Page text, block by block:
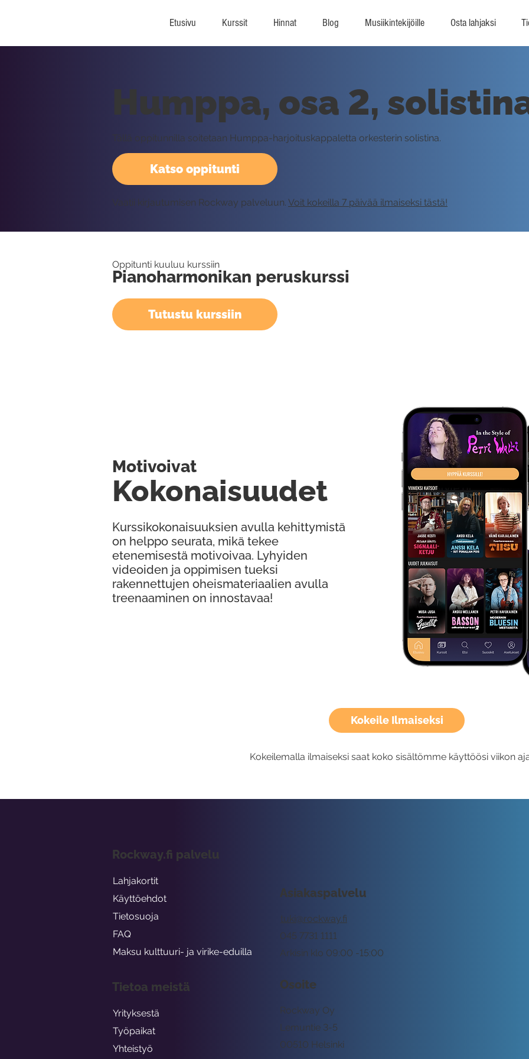
Etusivu Kurssit Hinnat Blog Musiikintekijöille Osta lahjaksi
Kokeile Ilmaiseksi
Kokeilemalla ilmaiseksi saat koko sisältömme käyttöösi viikon
Katso oppitunti
Humppa, osa 2,
Tällä oppitunnilla soitetaan Humppa-harjoituskappaletta orkesterin solistina.
Vaatii kirjautumisen Rockway palveluun. Voit kokeilla 7 päivää ilmaiseksi tästä!
Oppitunti kuuluu kurssiin
Pianoharmonikan peruskurssi
Tutustu kurssiin
Kurssikokonaisuuksien avulla kehittymistä
on helppo seurata, mikä tekee
etenemisestä motivoivaa. Lyhyiden
videoiden ja oppimisen tueksi
rakennettujen oheismateriaalien avulla
treenaaminen on innostavaa!
Kokonaisuudet
Motivoivat
Asiakaspalvelu
tuki@rockway.fi
Arkisin klo 09:00 -15:00
045 7731 1111
Osoite
Rockway Oy
Lemuntie 3-5
00510 Helsinki
Rockway.fi palvelu
Lahjakortit
Käyttöehdot
Tietosuoja
FAQ
Maksu kulttuuri- ja virike-eduilla
Tietoa meistä
Yrityksestä
Työpaikat
Yhteistyö